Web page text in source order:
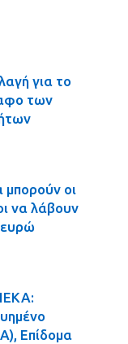
για το
των
μπορούν οι
να λάβουν
Επίδομα